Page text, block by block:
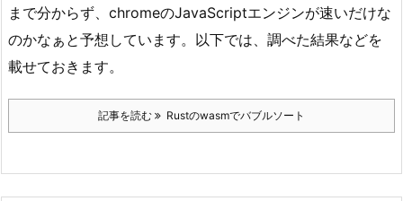
まで分からず、chromeのJavaScriptエンジンが速いだけな
のかなぁと予想しています。以下では、調べた結果などを
載せておきます。
記事を読む Rustのwasmでバブルソート